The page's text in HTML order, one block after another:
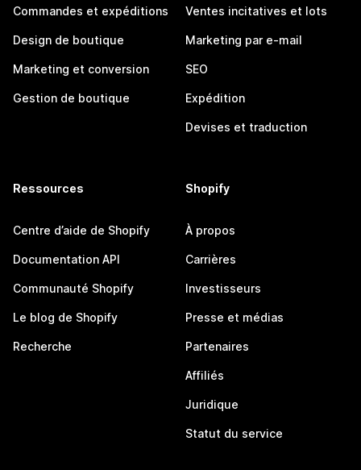
Commandes et expéditions
Design de boutique
Marketing et conversion
Gestion de boutique
Ventes incitatives et lots
Marketing par e-mail
SEO
Expédition
Devises et traduction
Ressources
Centre d’aide de Shopify
Documentation API
Communauté Shopify
Le blog de Shopify
Recherche
Shopify
À propos
Carrières
Investisseurs
Presse et médias
Partenaires
Affiliés
Juridique
Statut du service